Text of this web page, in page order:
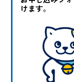
けます。